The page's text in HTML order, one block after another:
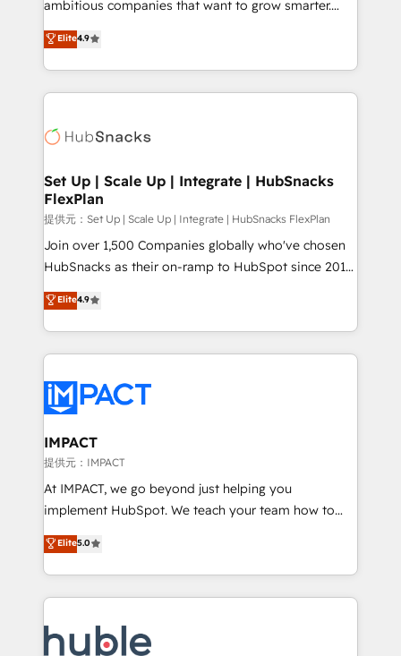
and CRM migration from any platform •
Client/member portals built on HubSpot • Custom
WooCommerce, BuilderTrend, and more Experience
the difference — reach out to see how AI + HubSpot
ambitious companies that want to grow smarter.
From HubSpot onboarding, to training, from
developing a new website to lead generation and
digital marketing; we do it all (and with great
results)! In short, our services include: - HubSpot
HubSpot development: websites, custom modules,
marketing, advertising, campaigns, content and
design We connect people, data and technology to
improve customer experiences. With our bright
people, exciting ideas and can-do mentality, we
ensure revenue growth on a daily basis. So tell us
team of 100+ experts is ready for you! Driving digital
growth | www.brightdigital.com
Elite4.9
Set Up | Scale Up | Integrate | HubSnacks
FlexPlan
提供元：Set Up | Scale Up | Integrate | HubSnacks FlexPlan
Join over 1,500 Companies globally who've chosen
HubSnacks as their on-ramp to HubSpot since 2014
Simple pay-as-you-go plans that accelerate value...
1️⃣ Set Up | Onboarding New or Check-fixing existing
HubSpot portals 2️⃣ Scale Up | 100% HubSpot Task
Execution... Global 24/7 ... All Experts 3️⃣ Integrate |
Slash months from your API Integration project... ⬅️
Click "Contact Business" ⬅️ to access 150+ Kickstart
Integration templates that put HubSpot in the center
of your tech stack, syncing... 🛍️ Shopify or
WooCommerce 💲 Stripe or Paypal 💰 Sage or
Netsuite 🤖 Google or Microsoft ✍️ DocuSign or
the rare Advanced "Custom Integrations"
Accreditation, securely sync data across... 🔄 any
new HubSpot portal with Advanced Website and
Elite4.9
IMPACT
提供元：IMPACT
At IMPACT, we go beyond just helping you
implement HubSpot. We teach your team how to
master it. As the creators of the Endless Customers
System™ (the next evolution of They Ask, You
Answer), we’re the only HubSpot partner built
entirely around coaching and training. That means
skills, processes, and internal team you need to
Elite5.0